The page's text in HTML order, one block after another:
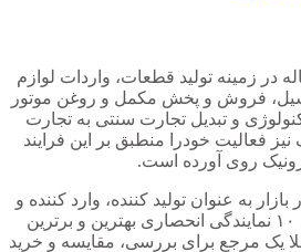
دودف سابقه ای ۳۰ ساله در زمینه تولید قطعات، واردات لوازم
فروش و پخش مکمل و روغن موتور
و تبدیل تجارت سنتی به تجارت
فعالیت خودرا منطبق بر این فرایند
روی آورده است.
به عنوان تولید کننده، وارد کننده و
تامین کننده کالا و با داشتن ۱۰ نمایندگی انحصاری بهترین و برترین
خلا یک مرجع برای بررسی، مقایسه و خرید